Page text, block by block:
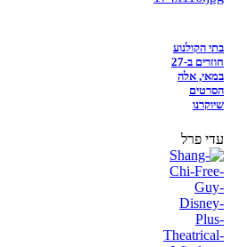
בתי הקולנוע
חוזרים ב-27
במאי, אלה
הסרטים
שיוקרנו
עדי פרל